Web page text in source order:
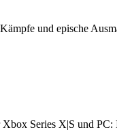
Kämpfe und epische
Series X|S und